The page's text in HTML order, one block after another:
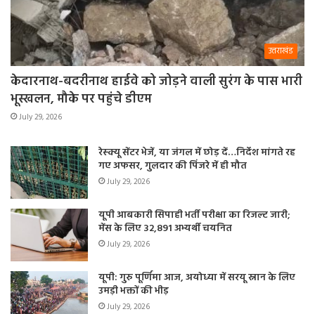
उत्तराखंड
केदारनाथ-बदरीनाथ हाईवे को जोड़ने वाली सुरंग के पास भारी
भूस्खलन, मौके पर पहुंचे डीएम
July 29, 2026
रेस्क्यू सेंटर भेजें, या जंगल में छोड़ दें…निर्देश मांगते रह
गए अफसर, गुलदार की पिंजरे में ही मौत
July 29, 2026
यूपी आबकारी सिपाही भर्ती परीक्षा का रिजल्ट जारी;
मेंस के लिए 32,891 अभ्यर्थी चयनित
July 29, 2026
यूपी: गुरु पूर्णिमा आज, अयोध्या में सरयू स्नान के लिए
उमड़ी भक्तों की भीड़
July 29, 2026